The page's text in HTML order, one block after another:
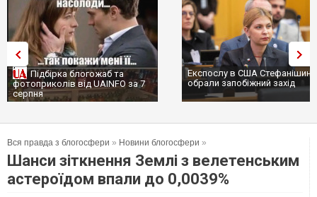
Підбірка блогожаб та
фотоприколів від UAINFO за 7
серпня
Експослу в США
обрали запобіжний захід
Вся правда з блогосфери » Новини блогосфери »
Шанси зіткнення Землі з велетенським
астероїдом впали до 0,0039%